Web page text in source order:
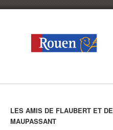
LES AMIS DE FLAUBERT ET DE
MAUPASSANT